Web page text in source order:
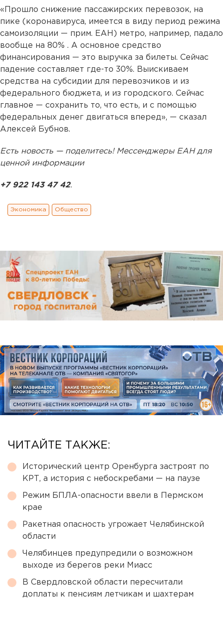
«Прошло снижение пассажирских перевозок, на
пике (коронавируса, имеется в виду период режима
самоизоляции — прим. ЕАН) метро, например, падало
вообще на 80% . А основное средство
финансирования — это выручка за билеты. Сейчас
падение составляет где-то 30%. Выискиваем
средства на субсидии для перевозчиков и из
федерального бюджета, и из городского. Сейчас
главное — сохранить то, что есть, и с помощью
федеральных денег двигаться вперед», — сказал
Алексей Бубнов.
Есть новость — поделитесь! Мессенджеры ЕАН для
ценной информации
+7 922 143 47 42.
Экономика Общество
ЧИТАЙТЕ ТАКЖЕ:
Исторический центр Оренбурга застроят по
КРТ, а история с небоскребами — на паузе
Режим БПЛА-опасности ввели в Пермском
крае
Ракетная опасность угрожает Челябинской
области
Челябинцев предупредили о возможном
выходе из берегов реки Миасс
В Свердловской области пересчитали
доплаты к пенсиям летчикам и шахтерам